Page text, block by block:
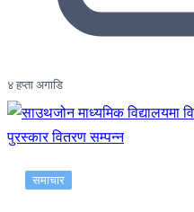
४ हप्ता अगाडि
समाचार